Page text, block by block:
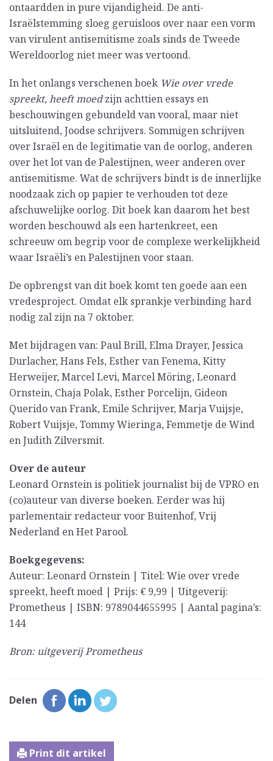
ontaardden in pure vijandigheid. De anti-
Israëlstemming sloeg geruisloos over naar een vorm
van virulent antisemitisme zoals sinds de Tweede
Wereldoorlog niet meer was vertoond.
In het onlangs verschenen boek Wie over vrede
spreekt, heeft moedzijn achttien essays en
beschouwingen gebundeld van vooral, maar niet
uitsluitend, Joodse schrijvers. Sommigen schrijven
over Israël en de legitimatie van de oorlog, anderen
over het lot van de Palestijnen, weer anderen over
antisemitisme. Wat de schrijvers bindt is de innerlijke
noodzaak zich op papier te verhouden tot deze
afschuwelijke oorlog. Dit boek kan daarom het best
worden beschouwd als een hartenkreet, een
schreeuw om begrip voor de complexe werkelijkheid
waar Israëli’s en Palestijnen voor staan.
De opbrengst van dit boek komt ten goede aan een
vredesproject. Omdat elk sprankje verbinding hard
nodig zal zijn na 7 oktober.
Met bijdragen van: Paul Brill, Elma Drayer, Jessica
Durlacher, Hans Fels, Esther van Fenema, Kitty
Herweijer, Marcel Levi, Marcel Möring, Leonard
Ornstein, Chaja Polak, Esther Porcelijn, Gideon
Querido van Frank, Emile Schrijver, Marja Vuijsje,
Robert Vuijsje, Tommy Wieringa, Femmetje de Wind
en Judith Zilversmit.
Over de auteur
Leonard Ornstein is politiek journalist bij de VPRO en
(co)auteur van diverse boeken. Eerder was hij
parlementair redacteur voor Buitenhof, Vrij
Nederland en Het Parool.
Boekgegevens:
Auteur: Leonard Ornstein | Titel: Wie over vrede
spreekt, heeft moed | Prijs: € 9,99 | Uitgeverij:
Prometheus | ISBN: 9789044655995 | Aantal pagina’s:
144
Bron: uitgeverij Prometheus
Delen
Print dit artikel